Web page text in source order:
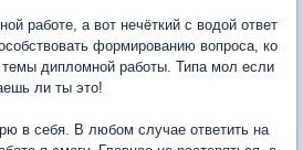
работе, а вот нечёткий с водой ответ
формированию вопроса, ко
темы дипломной работы. Типа мол если
ли ты это!
в себя. В любом случае ответить на